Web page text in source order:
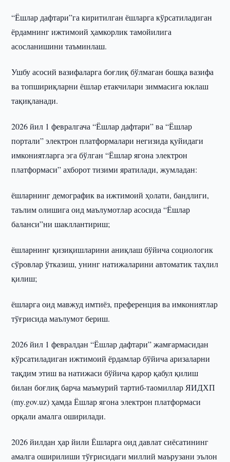
“Ёшлар дафтари”га киритилган ёшларга кўрсатиладиган
ёрдамнинг ижтимоий ҳамкорлик тамойилига
асосланишини таъминлаш.
Ушбу асосий вазифаларга боғлиқ бўлмаган бошқа вазифа
ва топшириқларни ёшлар етакчилари зиммасига юклаш
тақиқланади.
2026 йил 1 февралгача “Ёшлар дафтари” ва “Ёшлар
портали” электрон платформалари негизида қуйидаги
имкониятларга эга бўлган “Ёшлар ягона электрон
платформаси” ахборот тизими яратилади, жумладан:
ёшларнинг демографик ва ижтимоий ҳолати, бандлиги,
таълим олишига оид маълумотлар асосида “Ёшлар
баланси”ни шакллантириш;
ёшларнинг қизиқишларини аниқлаш бўйича социологик
сўровлар ўтказиш, унинг натижаларини автоматик таҳлил
қилиш;
ёшларга оид мавжуд имтиёз, преференция ва имкониятлар
тўғрисида маълумот бериш.
2026 йил 1 февралдан “Ёшлар дафтари” жамғармасидан
кўрсатиладиган ижтимоий ёрдамлар бўйича аризаларни
тақдим этиш ва натижаси бўйича қарор қабул қилиш
билан боғлиқ барча маъмурий тартиб-таомиллар ЯИДХП
(my.gov.uz) ҳамда Ёшлар ягона электрон платформаси
орқали амалга оширилади.
2026 йилдан ҳар йили Ёшларга оид давлат сиёсатининг
амалга оширилиши тўғрисидаги миллий маърузани эълон